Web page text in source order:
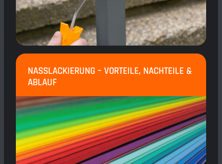
NASSLACKIERUNG – VORTEILE, NACHTEILE &
ABLAUF